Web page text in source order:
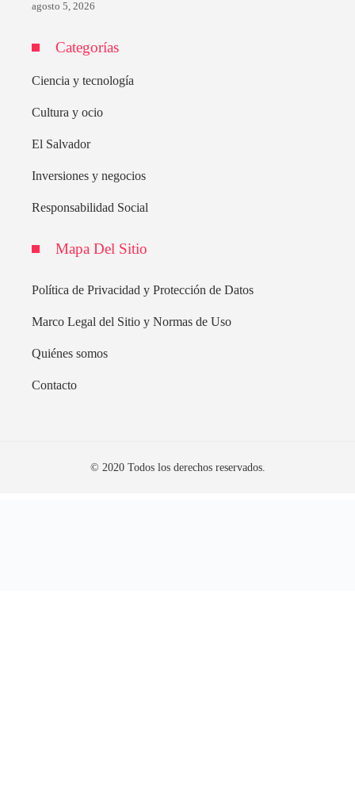
agosto 5, 2026
Categorías
Ciencia y tecnología
Cultura y ocio
El Salvador
Inversiones y negocios
Responsabilidad Social
Mapa Del Sitio
Política de Privacidad y Protección de Datos
Marco Legal del Sitio y Normas de Uso
Quiénes somos
Contacto
© 2020 Todos los derechos reservados.